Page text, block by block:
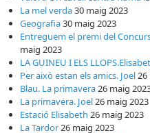
La mel verda30 maig 2023
Geografia30 maig 2023
Entreguem el premi del
maig 2023
LA GUINEU I ELS
Per això estan els amics. Joel26
Blau. La primavera26 maig
La primavera. Joel26 maig 2023
Estació Elisabeth 26 maig 2023
La Tardor26 maig 2023